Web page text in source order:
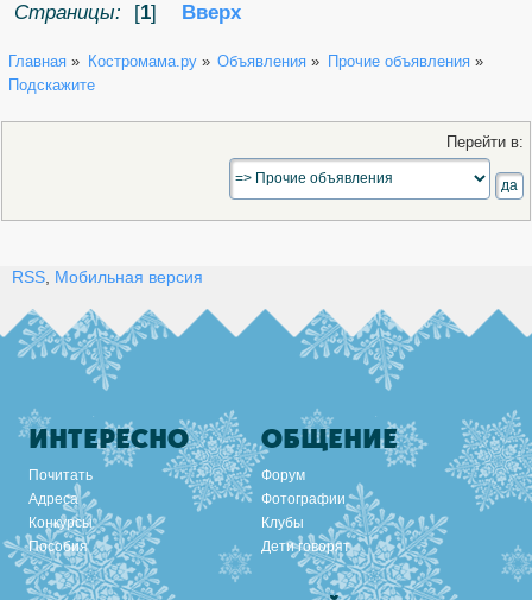
Страницы:
[1] Вверх
Главная » Костромама.ру» Объявления » Прочие объявления»
Подскажите
Перейти в:
RSS Мобильная версия
ИНТЕРЕСНО
Почитать
Адреса
Конкурсы
Пособия
ОБЩЕНИЕ
Форум
Фотографии
Клубы
Дети говорят